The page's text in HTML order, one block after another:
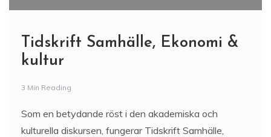
Tidskrift Samhälle, Ekonomi &
kultur
3 Min Reading
Som en betydande röst i den akademiska och
kulturella diskursen, fungerar Tidskrift Samhälle,